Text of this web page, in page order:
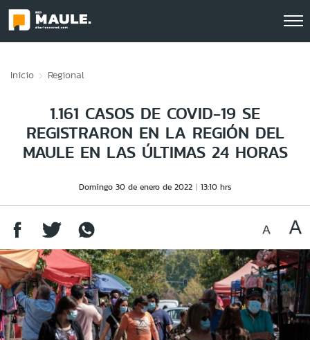
Inicio Regional
1.161 CASOS DE COVID-19 SE
REGISTRARON EN LA REGIÓN DEL
MAULE EN LAS ÚLTIMAS 24 HORAS
Domingo 30 de enero de 2022 13:10 hrs